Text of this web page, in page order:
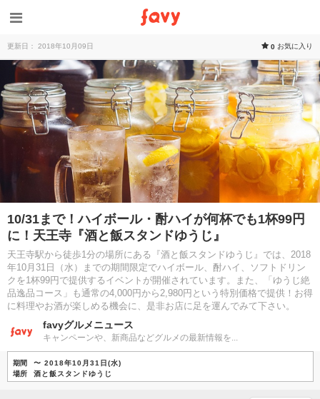
更新日： 2018年10月09日 0 お気に入り
10/31まで！ハイボール・酎ハイが何杯でも1杯99円
に！天王寺『酒と飯スタンドゆうじ』
天王寺駅から徒歩1分の場所にある『酒と飯スタンドゆうじ』では、2018
年10月31日（水）までの期間限定でハイボール、酎ハイ、ソフトドリン
クを1杯99円で提供するイベントが開催されています。また、「ゆうじ絶
品逸品コース」も通常の4,000円から2,980円という特別価格で提供！お得
に料理やお酒が楽しめる機会に、是非お店に足を運んでみて下さい。
favyグルメニュース
キャンペーンや、新商品などグルメの最新情報を...
期間
〜 2018年10月31日(水)
場所
酒と飯スタンドゆうじ